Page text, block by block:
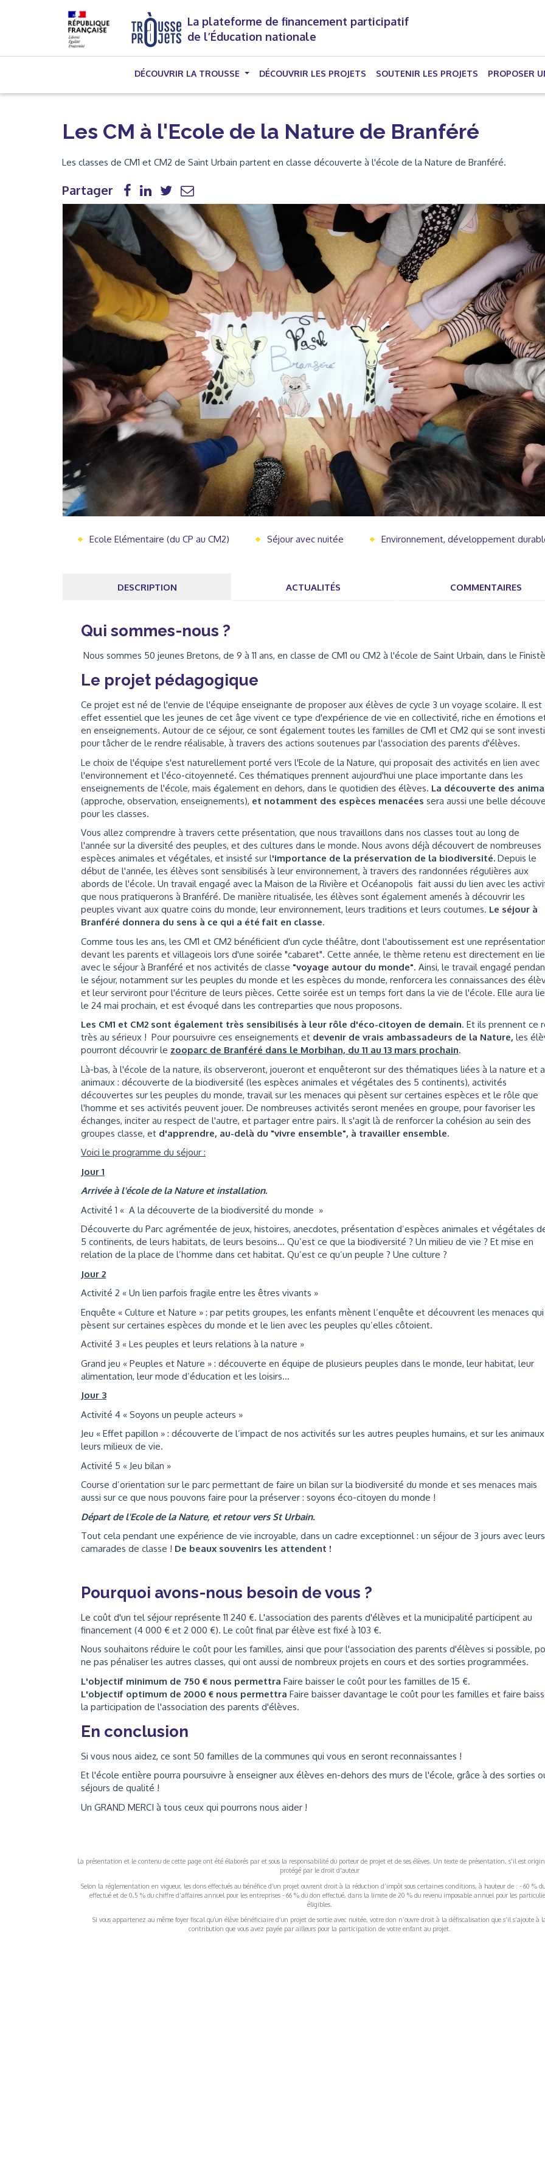
La plateforme de financement participatif
de l’Éducation nationale
DÉCOUVRIR LA TROUSSE DÉCOUVRIR LES PROJETS (CURRENT)
SOUTENIR LES PROJETS PROPOSER
Les CM à l'Ecole de la Nature de Branféré
Les classes de CM1 et CM2 de Saint Urbain partent en classe découverte à l'école de la Nature de Branféré.
Partager
Ecole Elémentaire (du CP au CM2) Séjour avec nuitée Environnement, développement
DESCRIPTION ACTUALITÉS COMMENTAIRES
Qui sommes-nous ?
Nous sommes 50 jeunes Bretons, de 9 à 11 ans, en classe de CM1 ou CM2 à l'école de Saint Urbain, dans le
Le projet pédagogique
Ce projet est né de l'envie de l'équipe enseignante de proposer aux élèves de cycle 3 un voyage scolaire. Il est
effet essentiel que les jeunes de cet âge vivent ce type d'expérience de vie en collectivité, riche en émotions
en enseignements. Autour de ce séjour, ce sont également toutes les familles de CM1 et CM2 qui se sont
pour tâcher de le rendre réalisable, à travers des actions soutenues par l'association des parents d'élèves.
Le choix de l'équipe s'est naturellement porté vers l'Ecole de la Nature, qui proposait des activités en lien avec
l'environnement et l'éco-citoyenneté. Ces thématiques prennent aujourd'hui une place importante dans les
enseignements de l'école, mais également en dehors, dans le quotidien des élèves. La découverte des
(approche, observation, enseignements), et notamment des espèces menacées sera aussi une belle
pour les classes.
Vous allez comprendre à travers cette présentation, que nous travaillons dans nos classes tout au long de
l'année sur la diversité des peuples, et des cultures dans le monde. Nous avons déjà découvert de nombreuses
espèces animales et végétales, et insisté sur l'importance de la préservation de la biodiversité. Depuis le
début de l'année, les élèves sont sensibilisés à leur environnement, à travers des randonnées régulières aux
abords de l'école. Un travail engagé avec la Maison de la Rivière et Océanopolis fait aussi du lien avec les
que nous pratiquerons à Branféré. De manière ritualisée, les élèves sont également amenés à découvrir les
peuples vivant aux quatre coins du monde, leur environnement, leurs traditions et leurs coutumes. Le séjour à
Branféré donnera du sens à ce qui a été fait en classe.
Comme tous les ans, les CM1 et CM2 bénéficient d'un cycle théâtre, dont l'aboutissement est une
devant les parents et villageois lors d'une soirée "cabaret". Cette année, le thème retenu est directement en
avec le séjour à Branféré et nos activités de classe "voyage autour du monde". Ainsi, le travail engagé
le séjour, notamment sur les peuples du monde et les espèces du monde, renforcera les connaissances des
et leur serviront pour l'écriture de leurs pièces. Cette soirée est un temps fort dans la vie de l'école. Elle aura
le 24 mai prochain, et est évoqué dans les contreparties que nous proposons.
Les CM1 et CM2 sont également très sensibilisés à leur rôle d'éco-citoyen de demain. Et ils prennent ce
très au sérieux ! Pour poursuivre ces enseignements et devenir de vrais ambassadeurs de la Nature, les
pourront découvrir le zooparc de Branféré dans le Morbihan, du 11 au 13 mars prochain.
Là-bas, à l'école de la nature, ils observeront, joueront et enquêteront sur des thématiques liées à la nature et
animaux : découverte de la biodiversité (les espèces animales et végétales des 5 continents), activités
découvertes sur les peuples du monde, travail sur les menaces qui pèsent sur certaines espèces et le rôle que
l'homme et ses activités peuvent jouer. De nombreuses activités seront menées en groupe, pour favoriser les
échanges, inciter au respect de l'autre, et partager entre pairs. Il s'agit là de renforcer la cohésion au sein des
groupes classe, et d'apprendre, au-delà du "vivre ensemble", à travailler ensemble.
Voici le programme du séjour :
Jour 1
Arrivée à l'école de la Nature et installation.
Activité 1 « A la découverte de la biodiversité du monde »
Découverte du Parc agrémentée de jeux, histoires, anecdotes, présentation d’espèces animales et végétales
5 continents, de leurs habitats, de leurs besoins… Qu’est ce que la biodiversité ? Un milieu de vie ? Et mise en
relation de la place de l’homme dans cet habitat. Qu’est ce qu’un peuple ? Une culture ?
Jour 2
Activité 2 « Un lien parfois fragile entre les êtres vivants »
Enquête « Culture et Nature » : par petits groupes, les enfants mènent l’enquête et découvrent les menaces qui
pèsent sur certaines espèces du monde et le lien avec les peuples qu’elles côtoient.
Activité 3 « Les peuples et leurs relations à la nature »
Grand jeu « Peuples et Nature » : découverte en équipe de plusieurs peuples dans le monde, leur habitat, leur
alimentation, leur mode d’éducation et les loisirs…
Jour 3
Activité 4 « Soyons un peuple acteurs »
Jeu « Effet papillon » : découverte de l’impact de nos activités sur les autres peuples humains, et sur les
leurs milieux de vie.
Activité 5 « Jeu bilan »
Course d’orientation sur le parc permettant de faire un bilan sur la biodiversité du monde et ses menaces mais
aussi sur ce que nous pouvons faire pour la préserver : soyons éco-citoyen du monde !
Départ de l'Ecole de la Nature, et retour vers St Urbain.
Tout cela pendant une expérience de vie incroyable, dans un cadre exceptionnel : un séjour de 3 jours avec leurs
camarades de classe ! De beaux souvenirs les attendent !
Pourquoi avons-nous besoin de vous ?
Le coût d'un tel séjour représente 11 240 €. L'association des parents d'élèves et la municipalité participent au
financement (4 000 € et 2 000 €). Le coût final par élève est fixé à 103 €.
Nous souhaitons réduire le coût pour les familles, ainsi que pour l'association des parents d'élèves si possible,
ne pas pénaliser les autres classes, qui ont aussi de nombreux projets en cours et des sorties programmées.
L'objectif minimum de 750 € nous permettra Faire baisser le coût pour les familles de 15 €.
L'objectif optimum de 2000 € nous permettra Faire baisser davantage le coût pour les familles et faire
la participation de l'association des parents d'élèves.
En conclusion
Si vous nous aidez, ce sont 50 familles de la communes qui vous en seront reconnaissantes !
Et l'école entière pourra poursuivre à enseigner aux élèves en-dehors des murs de l'école, grâce à des sorties
séjours de qualité !
Un GRAND MERCI à tous ceux qui pourrons nous aider !
La présentation et le contenu de cette page ont été élaborés par et sous la responsabilité du porteur de projet et de ses élèves. Un texte de présentation, s'il est
protégé par le droit d'auteur
Selon la réglementation en vigueur, les dons effectués au bénéfice d’un projet ouvrent droit à la réduction d’impôt sous certaines conditions, à hauteur de : - 60 %
effectué et de 0,5 % du chiffre d’affaires annuel pour les entreprises - 66 % du don effectué, dans la limite de 20 % du revenu imposable annuel pour les
éligibles.
Si vous appartenez au même foyer fiscal qu’un élève bénéficiaire d’un projet de sortie avec nuitée, votre don n’ouvre droit à la défiscalisation que s’il s’ajoute à
contribution que vous avez payée par ailleurs pour la participation de votre enfant au projet.